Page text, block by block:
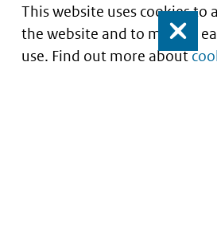
This website uses cookies to
the website and to make it
use. Find out more about
Close